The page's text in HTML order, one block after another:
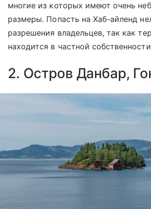
многие из которых имеют очень
размеры. Попасть на Хаб-айленд
разрешения владельцев, так как
находится в частной
2. Остров Данбар,